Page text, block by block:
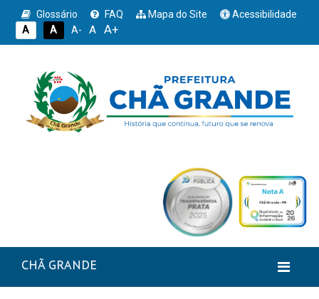
Glossário FAQ Mapa do Site
Acessibilidade
A
A A- A A+
CHÃ GRANDE